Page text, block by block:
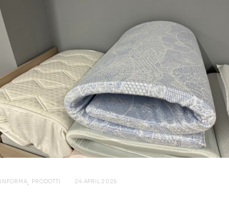
INFORMA PRODOTTI 24 APRIL 2025